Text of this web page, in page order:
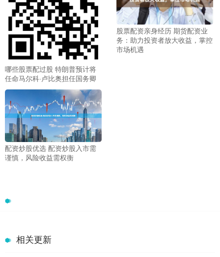
哪些股票配过股 特朗普预计将
任命马尔科·卢比奥担任国务卿
股票配资亲身经历 期货配资业
务：助力投资者放大收益，掌控
市场机遇
配资炒股优选 配资炒股入市需
谨慎，风险收益需权衡
相关更新